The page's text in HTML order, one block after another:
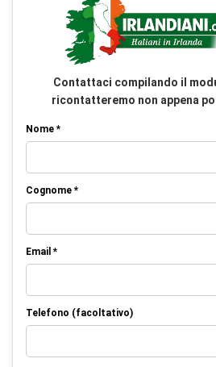
Contattaci compilando il
ricontatteremo non appena
Nome *
Cognome *
Email *
Telefono (facoltativo)